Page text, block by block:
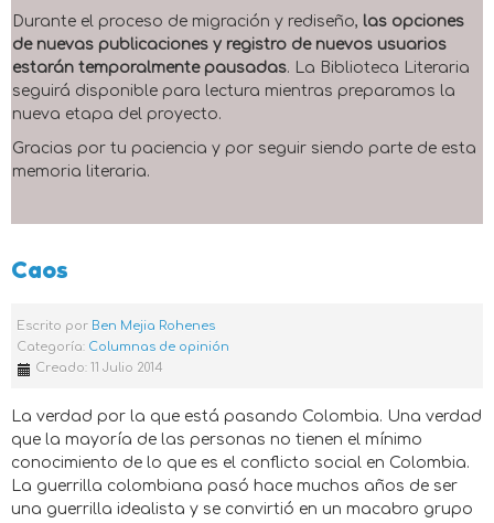
Durante el proceso de migración y rediseño, las opciones
de nuevas publicaciones y registro de nuevos usuarios
estarán temporalmente pausadas. La Biblioteca Literaria
seguirá disponible para lectura mientras preparamos la
nueva etapa del proyecto.
Gracias por tu paciencia y por seguir siendo parte de esta
memoria literaria.
Caos
Escrito por Ben Mejia Rohenes
Categoría: Columnas de opinión
Creado: 11 Julio 2014
La verdad por la que está pasando Colombia. Una verdad
que la mayoría de las personas no tienen el mínimo
conocimiento de lo que es el conflicto social en Colombia.
La guerrilla colombiana pasó hace muchos años de ser
una guerrilla idealista y se convirtió en un macabro grupo